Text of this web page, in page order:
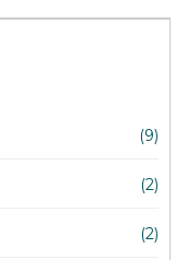
(9)
(2)
(2)